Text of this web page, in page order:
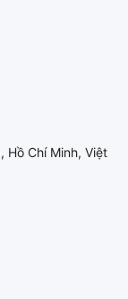
Chí Minh, Việt